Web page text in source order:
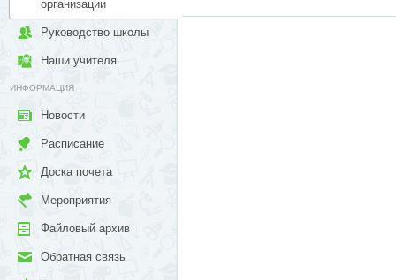
организации
Руководство школы
Наши учителя
ИНФОРМАЦИЯ
Новости
Расписание
Доска почета
Мероприятия
Файловый архив
Обратная связь